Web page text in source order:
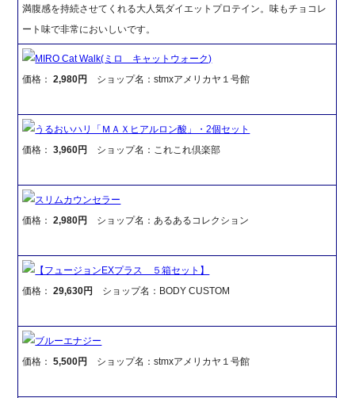
満腹感を持続させてくれる大人気ダイエットプロテイン。味もチョコレ
ート味で非常においしいです。
MIRO Cat Walk(ミロ キャットウォーク)
価格：2,980円 ショップ名：stmxアメリカヤ１号館
うるおいハリ「ＭＡＸヒアルロン酸」・2個セット
価格：3,960円 ショップ名：これこれ倶楽部
スリムカウンセラー
価格：2,980円 ショップ名：あるあるコレクション
【フュージョンEXプラス ５箱セット】
価格：29,630円 ショップ名：BODY CUSTOM
ブルーエナジー
価格：5,500円 ショップ名：stmxアメリカヤ１号館